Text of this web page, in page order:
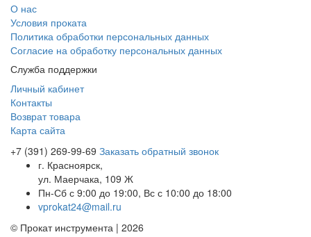
О нас
Условия проката
Политика обработки персональных данных
Согласие на обработку персональных данных
Служба поддержки
Личный кабинет
Контакты
Возврат товара
Карта сайта
+7 (391) 269-99-69 Заказать обратный звонок
г. Красноярск,
ул. Маерчака, 109 Ж
Пн-Сб с 9:00 до 19:00, Вс с 10:00 до 18:00
vprokat24@mail.ru
© Прокат инструмента | 2026